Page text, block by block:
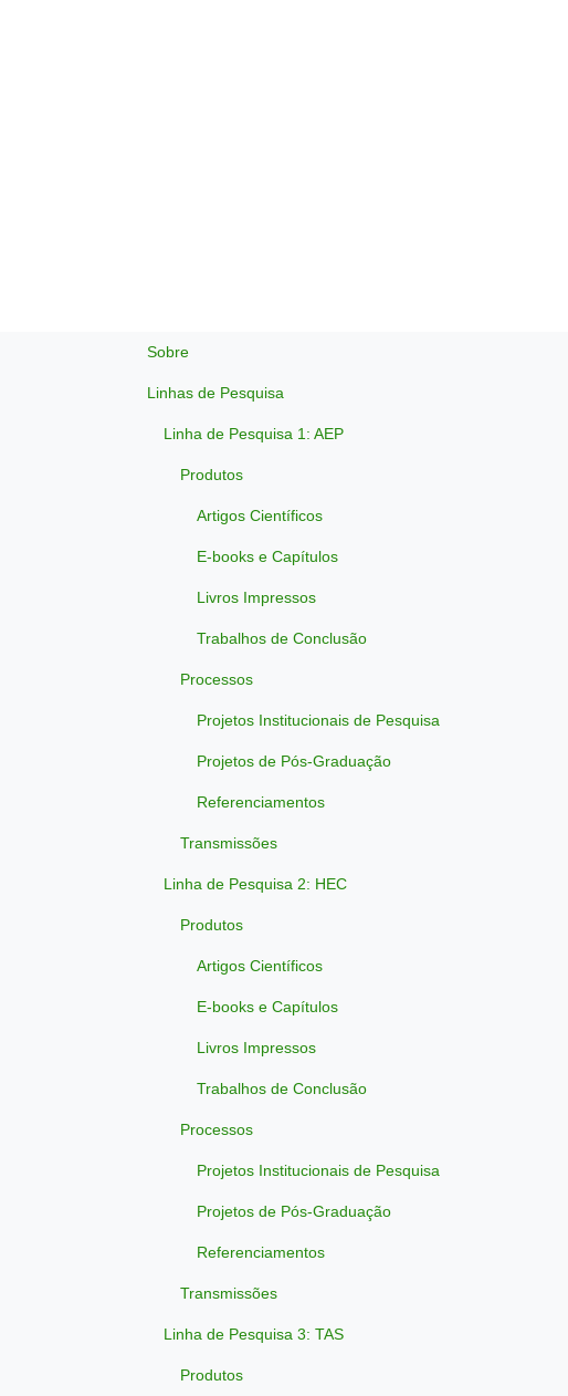
Sobre
Linhas de Pesquisa
Linha de Pesquisa 1: AEP
Produtos
Artigos Científicos
E-books e Capítulos
Livros Impressos
Trabalhos de Conclusão
Processos
Projetos Institucionais de Pesquisa
Projetos de Pós-Graduação
Referenciamentos
Transmissões
Linha de Pesquisa 2: HEC
Produtos
Artigos Científicos
E-books e Capítulos
Livros Impressos
Trabalhos de Conclusão
Processos
Projetos Institucionais de Pesquisa
Projetos de Pós-Graduação
Referenciamentos
Transmissões
Linha de Pesquisa 3: TAS
Produtos